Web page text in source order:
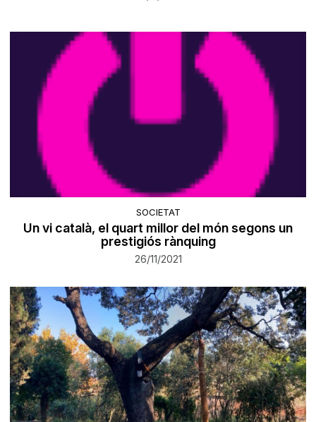
SOCIETAT
Un vi català, el quart millor del món segons un
prestigiós rànquing
26/11/2021